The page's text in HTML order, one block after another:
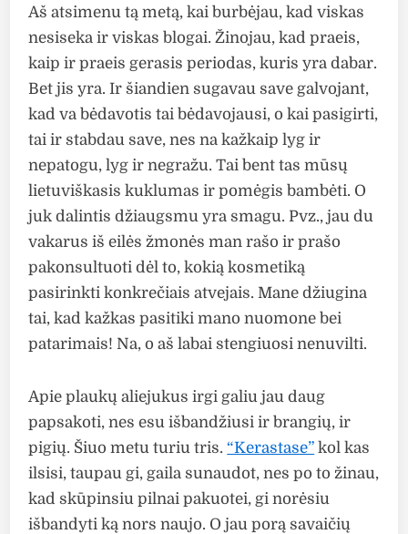
Aš atsimenu tą metą, kai burbėjau, kad viskas
nesiseka ir viskas blogai. Žinojau, kad praeis,
kaip ir praeis gerasis periodas, kuris yra dabar.
Bet jis yra. Ir šiandien sugavau save galvojant,
kad va bėdavotis tai bėdavojausi, o kai pasigirti,
tai ir stabdau save, nes na kažkaip lyg ir
nepatogu, lyg ir negražu. Tai bent tas mūsų
lietuviškasis kuklumas ir pomėgis bambėti. O
juk dalintis džiaugsmu yra smagu. Pvz., jau du
vakarus iš eilės žmonės man rašo ir prašo
pakonsultuoti dėl to, kokią kosmetiką
pasirinkti konkrečiais atvejais. Mane džiugina
tai, kad kažkas pasitiki mano nuomone bei
patarimais! Na, o aš labai stengiuosi nenuvilti.
Apie plaukų aliejukus irgi galiu jau daug
papsakoti, nes esu išbandžiusi ir brangių, ir
pigių. Šiuo metu turiu tris.“Kerastase” kol kas
ilsisi, taupau gi, gaila sunaudot, nes po to žinau,
kad skūpinsiu pilnai pakuotei, gi norėsiu
išbandyti ką nors naujo. O jau porą savaičių